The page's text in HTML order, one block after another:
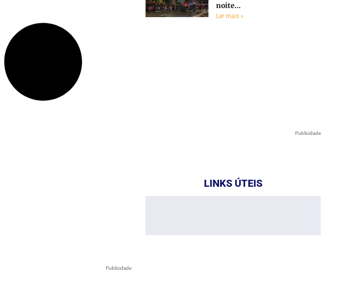
Publicidade
noite...
Ler mais »
Publicidade
LINKS ÚTEIS